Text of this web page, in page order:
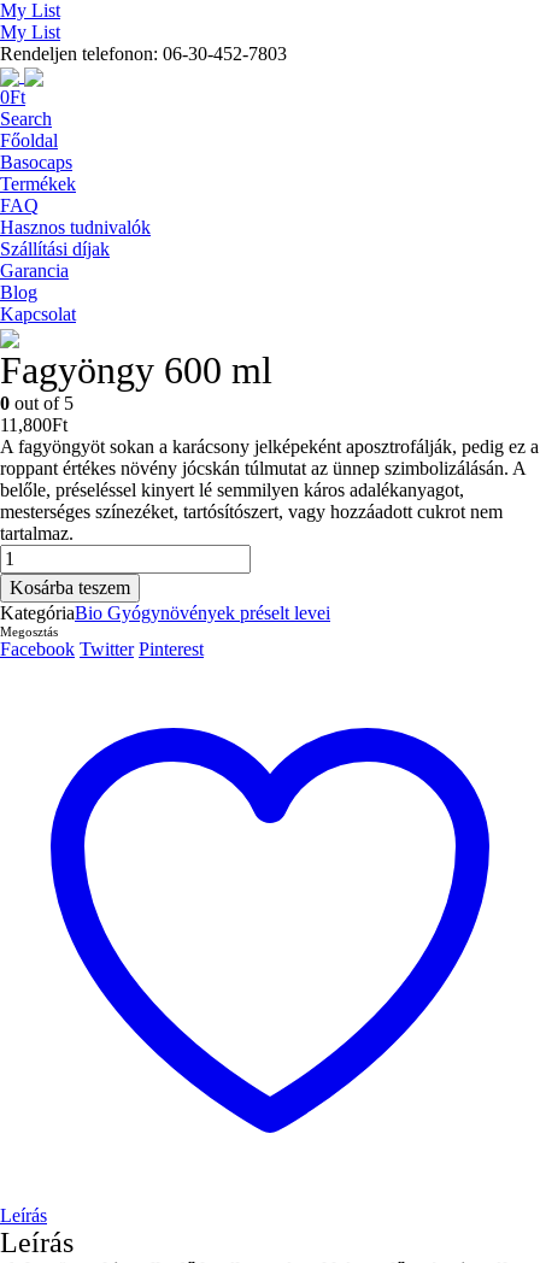
My List
My List
Rendeljen telefonon: 06-30-452-7803
0Ft
Search
Főoldal
Basocaps
Termékek
FAQ
Hasznos tudnivalók
Szállítási díjak
Garancia
Blog
Kapcsolat
Fagyöngy 600 ml
0 out of 5
11,800Ft
A fagyöngyöt sokan a karácsony jelképeként aposztrofálják, pedig ez a
roppant értékes növény jócskán túlmutat az ünnep szimbolizálásán. A
belőle, préseléssel kinyert lé semmilyen káros adalékanyagot,
mesterséges színezéket, tartósítószert, vagy hozzáadott cukrot nem
tartalmaz.
Fagyöngy
600
ml
mennyiség
Kosárba teszem
KategóriaBio Gyógynövények préselt levei
Megosztás
Facebook Twitter Pinterest
Leírás
Leírás